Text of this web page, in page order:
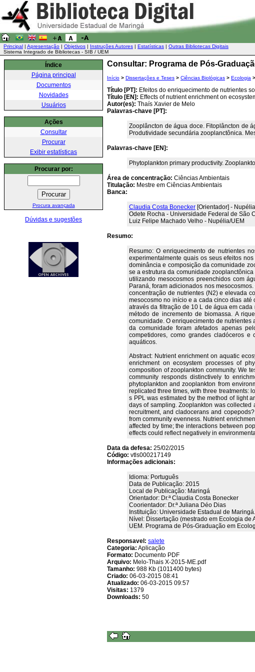
Principal | Apresentação | Objetivos | Instruções Autores | Estatísticas | Outras Bibliotecas Digitais
Sistema Integrado de Bibliotecas - SIB / UEM
Índice
Página principal
Documentos
Novidades
Usuários
Ações
Consultar
Procurar
Exibir estatísticas
Procurar por:
Procura avançada
Dúvidas e sugestões
Consultar: Programa de Pós-
Início > Dissertações e Teses > Ciências Biológicas > Ecologia >
Título [PT]: Efeitos do enriquecimento de nutrientes
Título [EN]: Effects of nutrient enrichment on
Autor(es): Thaís Xavier de Melo
Palavras-chave [PT]:
Zooplâncton de água doce. Fitoplâncton de
Produtividade secundária zooplanctônica.
Palavras-chave [EN]:
Phytoplankton primary productivity.
Área de concentração: Ciências Ambientais
Titulação: Mestre em Ciências Ambientais
Banca:
Claudia Costa Bonecker [Orientador] -
Odete Rocha - Universidade Federal de São
Luiz Felipe Machado Velho - Nupélia/UEM
Resumo:
Resumo: O enriquecimento de nutrientes
experimentalmente quais os seus efeitos
dominância e composição da comunidade
se a estrutura da comunidade
utilizando mesocosmos preenchidos com
Paraná, foram adicionados nos
concentração de nutrientes (N2) e elevada
mesocosmo no início e a cada cinco dias
através da filtração de 10 L de água em
método de incremento de biomassa. A
comunidade. O enriquecimento de
da comunidade foram afetados apenas
competidores, como grandes cladóceros e
aquáticos.
Abstract: Nutrient enrichment on aquatic
enrichment on ecosystem processes of
composition of zooplankton community. We
community responds distinctively to
phytoplankton and zooplankton from
replicated three times, with three treatments:
s PPL was estimated by the method of light
days of sampling. Zooplankton was
recruitment, and cladocerans and
from community evenness. Nutrient
affected by time; the interactions between
effects could reflect negatively in
Data da defesa: 25/02/2015
Código: vtls000217149
Informações adicionais:
Idioma: Português
Data de Publicação: 2015
Local de Publicação: Maringá
Orientador: Dr.ª Claudia Costa Bonecker
Coorientador: Dr.ª Juliana Déo Dias
Instituição: Universidade Estadual de
Nível: Dissertação (mestrado em Ecologia de
UEM. Programa de Pós-Graduação em
Responsavel: salete
Categoria: Aplicação
Formato: Documento PDF
Arquivo: Melo-Thais X-2015-ME.pdf
Tamanho: 988 Kb (1011400 bytes)
Criado: 06-03-2015 08:41
Atualizado: 06-03-2015 09:57
Visitas: 1379
Downloads: 50